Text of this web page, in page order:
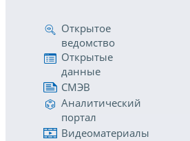
Открытое
ведомство
Открытые
данные
СМЭВ
Аналитический
портал
Видеоматериалы